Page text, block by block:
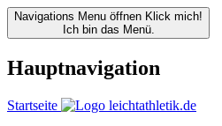
Navigations Menu öffnen Klick mich!
Ich bin das Menü.
Hauptnavigation
Startseite